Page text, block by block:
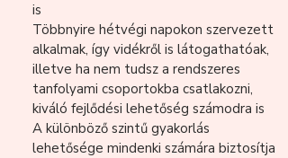
is
Többnyire hétvégi napokon szervezett
alkalmak, így vidékről is látogathatóak,
illetve ha nem tudsz a rendszeres
tanfolyami csoportokba csatlakozni,
kiváló fejlődési lehetőség számodra is
A különböző szintű gyakorlás
lehetősége mindenki számára biztosítja